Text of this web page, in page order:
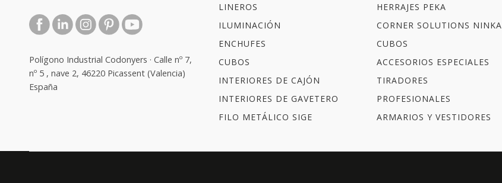
Polígono Industrial Codonyers · Calle nº 7,
nº 5 , nave 2, 46220 Picassent (Valencia)
España
LINEROS
ILUMINACIÓN
ENCHUFES
CUBOS
INTERIORES DE CAJÓN
INTERIORES DE GAVETERO
FILO METÁLICO SIGE
HERRAJES PEKA
CORNER SOLUTIONS NINKA
CUBOS
ACCESORIOS ESPECIALES
TIRADORES
PROFESIONALES
ARMARIOS Y VESTIDORES